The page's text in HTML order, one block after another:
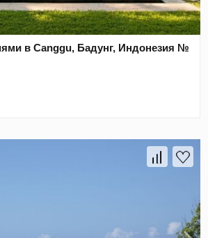
в Canggu, Бадунг, Индонезия №